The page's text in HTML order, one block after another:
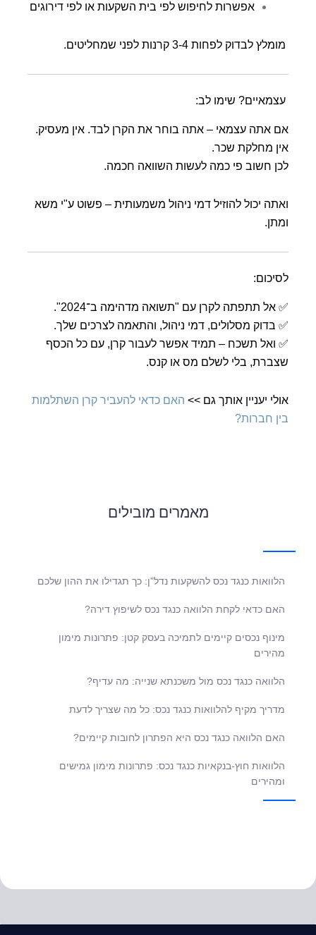
אפשרות לחיפוש לפי בית השקעות או לפי דירוגים
מומלץ לבדוק לפחות 3-4 קרנות לפני שמחליטים.
עצמאיים? שימו לב:
אם אתה עצמאי – אתה בוחר את הקרן לבד. אין מעסיק.
אין מחלקת שכר.
לכן חשוב פי כמה לעשות השוואה חכמה.
ואתה יכול להוזיל דמי ניהול משמעותית – פשוט ע"י משא
ומתן.
לסיכום:
✅ אל תתפתה לקרן עם "תשואה מדהימה ב־2024".
✅ בדוק מסלולים, דמי ניהול, והתאמה לצרכים שלך.
✅ ואל תשכח – תמיד אפשר לעבור קרן, עם כל הכסף
שצברת, בלי לשלם מס או קנס.
אולי יעניין אותך גם >> האם כדאי להעביר קרן השתלמות
בין חברות?
מאמרים מובילים
הלוואות כנגד נכס להשקעות נדל"ן: כך תגדילו את ההון שלכם
האם כדאי לקחת הלוואה כנגד נכס לשיפוץ דירה?
מינוף נכסים קיימים לתמיכה בעסק קטן: פתרונות מימון
מהירים
הלוואה כנגד נכס מול משכנתא שנייה: מה עדיף?
מדריך מקיף להלוואות כנגד נכס: כל מה שצריך לדעת
האם הלוואה כנגד נכס היא הפתרון לחובות קיימים?
הלוואות חוץ-בנקאיות כנגד נכס: פתרונות מימון גמישים
ומהירים